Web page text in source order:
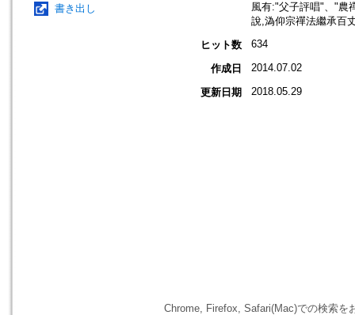
書き出し
風有:"父子評唱"、"農
說,溈仰宗禪法繼承百
ヒット数
634
作成日 2014.07.02
更新日期 2018.05.29
Chrome, Firefox, Safari(Mac)での検索を